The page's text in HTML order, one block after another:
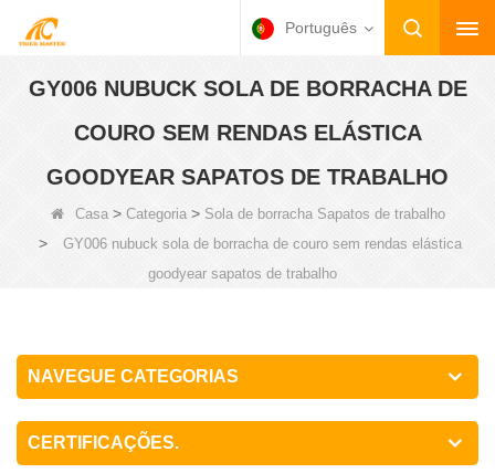
Português
GY006 NUBUCK SOLA DE BORRACHA DE
COURO SEM RENDAS ELÁSTICA
GOODYEAR SAPATOS DE TRABALHO
Casa> Categoria> Sola de borracha Sapatos de trabalho
>
GY006 nubuck sola de borracha de couro sem rendas elástica
goodyear sapatos de trabalho
NAVEGUE CATEGORIAS
CERTIFICAÇÕES.